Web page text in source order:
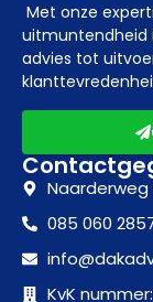
Met onze
uitmuntendheid
advies tot
Naarderweg
085 060
KvK